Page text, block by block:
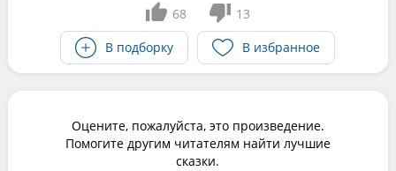
68
13
В подборку
В избранное
Оцените, пожалуйста, это произведение.
Помогите другим читателям найти лучшие
сказки.